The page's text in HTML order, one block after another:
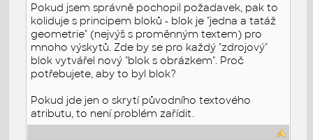
Pokud jsem správně pochopil požadavek, pak to
koliduje s principem bloků - blok je "jedna a tatáž
geometrie" (nejvýš s proměnným textem) pro
mnoho výskytů. Zde by se pro každý "zdrojový"
blok vytvářel nový "blok s obrázkem". Proč
potřebujete, aby to byl blok?
Pokud jde jen o skrytí původního textového
atributu, to není problém zařídit.